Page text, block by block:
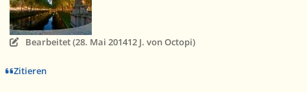
Bearbeitet (28. Mai 201412 J. von Octopi)
Zitieren